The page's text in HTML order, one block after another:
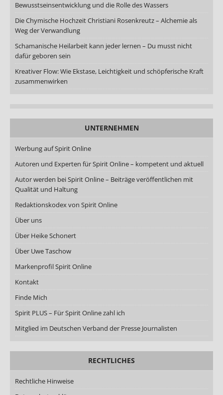
Bewusstseinsentwicklung und die Rolle des Wassers
Die Chymische Hochzeit Christiani Rosenkreutz – Alchemie als
Weg der Verwandlung
Schamanische Heilarbeit kann jeder lernen – Du musst nicht
dafür geboren sein
Kreativer Flow: Wie Ekstase, Leichtigkeit und schöpferische Kraft
zusammenwirken
UNTERNEHMEN
Werbung auf Spirit Online
Autoren und Experten für Spirit Online – kompetent und aktuell
Autor werden bei Spirit Online – Beiträge veröffentlichen mit
Qualität und Haltung
Redaktionskodex von Spirit Online
Über uns
Über Heike Schonert
Über Uwe Taschow
Markenprofil Spirit Online
Kontakt
Finde Mich
Spirit PLUS – Für Spirit Online zahl ich
Mitglied im Deutschen Verband der Presse Journalisten
RECHTLICHES
Rechtliche Hinweise